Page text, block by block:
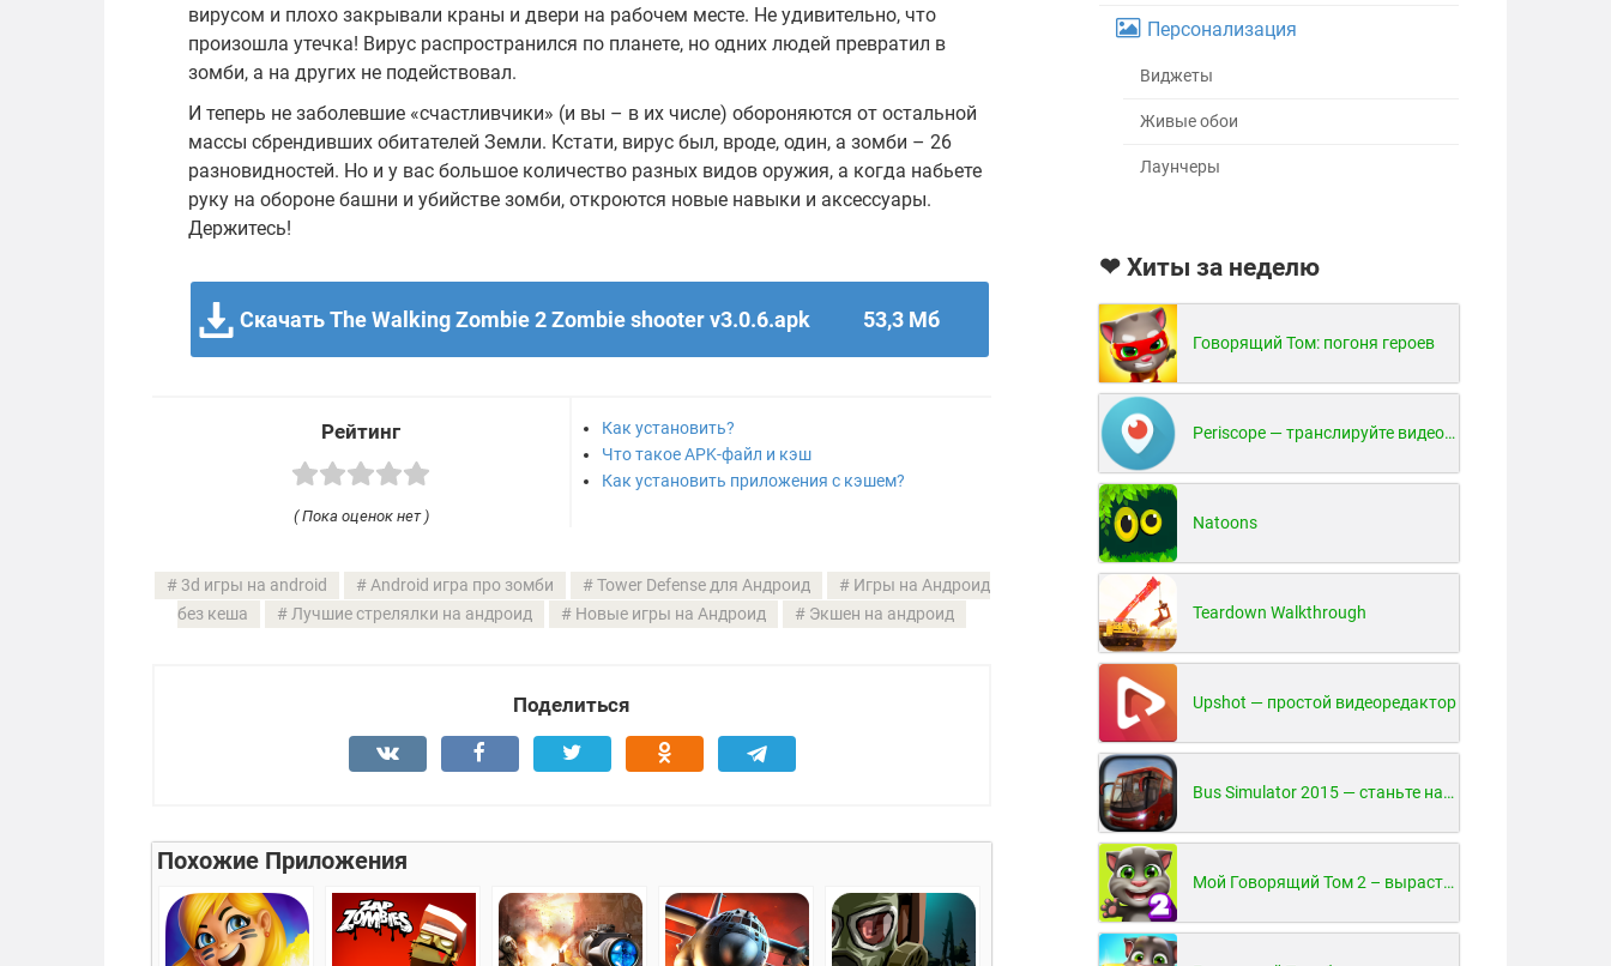
вирусом и плохо закрывали краны и двери на рабочем месте. Не удивительно, что
произошла утечка! Вирус распространился по планете, но одних людей превратил в
зомби, а на других не подействовал.
И теперь не заболевшие «счастливчики» (и вы – в их числе) обороняются от остальной
массы сбрендивших обитателей Земли. Кстати, вирус был, вроде, один, а зомби – 26
разновидностей. Но и у вас большое количество разных видов оружия, а когда набьете
руку на обороне башни и убийстве зомби, откроются новые навыки и аксессуары.
Держитесь!
Скачать The Walking Zombie 2 Zombie shooter v3.0.6.apk 53,3 Мб
Рейтинг
( Пока оценок нет )
Как установить?
Что такое APK-файл и кэш
Как установить приложения с кэшем?
3d игры на android Android игра про зомби Tower Defense для Андроид
Игры на Андроид
без кеша
Лучшие стрелялки на андроид Новые игры на Андроид Экшен на андроид
Поделиться
Похожие Приложения
Персонализация
Виджеты
Живые обои
Лаунчеры
❤ Хиты за неделю
Говорящий Том: погоня героев
Periscope — транслируйте видео в реальном времени!
Natoons
Teardown Walkthrough
Upshot — простой видеоредактор
Bus Simulator 2015 — станьте настоящим водителем автобуса!
Мой Говорящий Том 2 – вырасти и воспитай своего котенка